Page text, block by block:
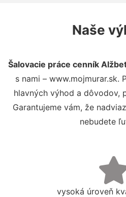
Naše
Šalovacie práce cenník
s nami – www.mojmurar.sk.
hlavných výhod a dôvodov,
Garantujeme vám, že
nebudete
vysoká úroveň